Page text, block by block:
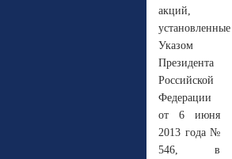
акций,
установленные
Указом
Президента
Российской
Федерации
от 6 июня
2013 года №
546, в